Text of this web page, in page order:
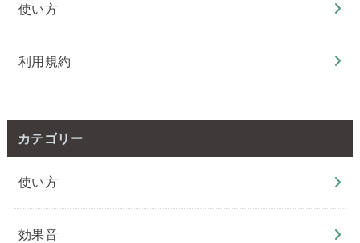
使い方
利用規約
カテゴリー
使い方
効果音